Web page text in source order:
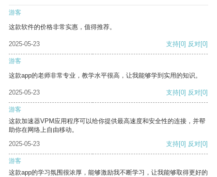
游客
这款软件的价格非常实惠，值得推荐。
2025-05-23 支持[0] 反对[0]
游客
这款app的老师非常专业，教学水平很高，让我能够学到实用的知识。
2025-05-23 支持[0] 反对[0]
游客
这款加速器VPM应用程序可以给你提供最高速度和安全性的连接，并帮
助你在网络上自由移动。
2025-05-23
支持[0] 反对[0]
游客
这款app的学习氛围很浓厚，能够激励我不断学习，让我能够取得更好的